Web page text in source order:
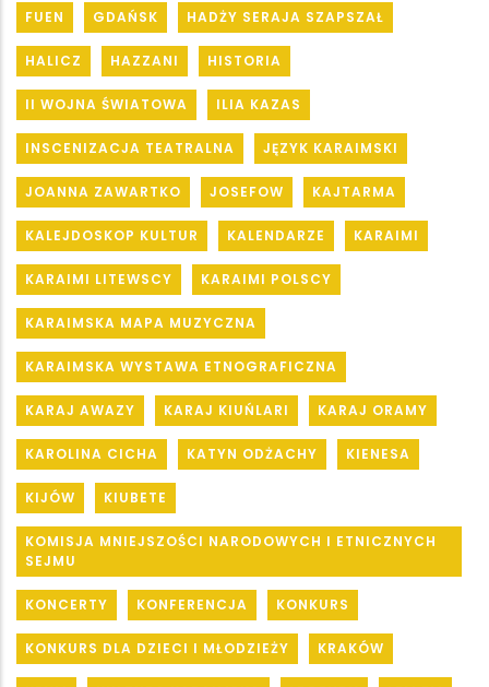
FUEN GDAŃSK HADŻY SERAJA SZAPSZAŁ
HALICZ HAZZANI HISTORIA
II WOJNA ŚWIATOWA ILIA KAZAS
INSCENIZACJA TEATRALNA JĘZYK KARAIMSKI
JOANNA ZAWARTKO JOSEFOW KAJTARMA
KALEJDOSKOP KULTUR KALENDARZE KARAIMI
KARAIMI LITEWSCY KARAIMI POLSCY
KARAIMSKA MAPA MUZYCZNA
KARAIMSKA WYSTAWA ETNOGRAFICZNA
KARAJ AWAZY KARAJ KIUŃLARI KARAJ ORAMY
KAROLINA CICHA KATYN ODŻACHY KIENESA
KIJÓW KIUBETE
KOMISJA MNIEJSZOŚCI NARODOWYCH I ETNICZNYCH
SEJMU
KONCERTY KONFERENCJA KONKURS
KONKURS DLA DZIECI I MŁODZIEŻY KRAKÓW